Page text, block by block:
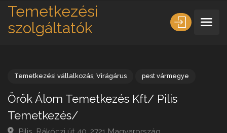
Temetkezési
szolgáltatók
Örök Álom Temetkezés Kft/ Pilis
Temetkezés/